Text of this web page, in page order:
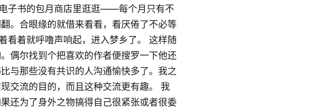
子书的包月商店里逛逛——每个月只有不
。合眼缘的就借来看看，看厌倦了不必等
看着就呼噜声响起，进入梦乡了。 这样随
偶尔找到个把喜欢的作者便搜罗一下他还
与那些没有共识的人沟通愉快多了。我之
交流的目的，而且这种交流更有趣。 我
还为了身外之物搞得自己很紧张或者很委